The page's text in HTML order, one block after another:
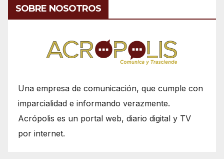
SOBRE NOSOTROS
Una empresa de comunicación, que cumple con
imparcialidad e informando verazmente.
Acrópolis es un portal web, diario digital y TV
por internet.